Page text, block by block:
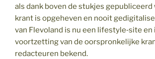
als dank boven de stukjes gepubliceerd
krant is opgeheven en nooit
van Flevoland is nu een lifestyle‑site en
voortzetting van de oorspronkelijke
redacteuren bekend.